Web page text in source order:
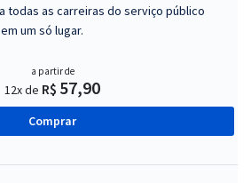
todas as carreiras do serviço público
em um só lugar.
a partir de
12x de R$ 57,90
Comprar